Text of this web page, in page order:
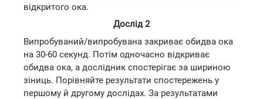
відкритого ока.
Дослід 2
Випробуваний/випробувана закриває обидва ока
на 30-60 секунд. Потім одночасно відкриває
обидва ока, а дослідник спостерігає за шириною
зіниць. Порівняйте результати спостережень у
першому й другому дослідах. За результатами